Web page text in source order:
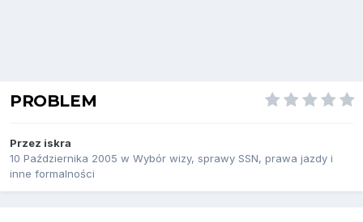
PROBLEM
Przez iskra
10 Października 2005 w Wybór wizy, sprawy SSN, prawa jazdy i
inne formalności